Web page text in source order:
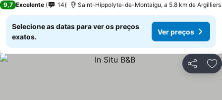
9,7 Excelente 14 Saint-Hippolyte-de-Montaigu, a 5.8 km de Argilliers
Selecione as datas para ver os preços
exatos.
Ver preços
Partilhar